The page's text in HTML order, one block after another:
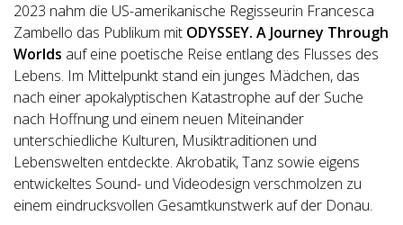
2023 nahm die US-amerikanische Regisseurin Francesca
Zambello das Publikum mit ODYSSEY. A Journey Through
Worlds auf eine poetische Reise entlang des Flusses des
Lebens. Im Mittelpunkt stand ein junges Mädchen, das
nach einer apokalyptischen Katastrophe auf der Suche
nach Hoffnung und einem neuen Miteinander
unterschiedliche Kulturen, Musiktraditionen und
Lebenswelten entdeckte. Akrobatik, Tanz sowie eigens
entwickeltes Sound- und Videodesign verschmolzen zu
einem eindrucksvollen Gesamtkunstwerk auf der Donau.